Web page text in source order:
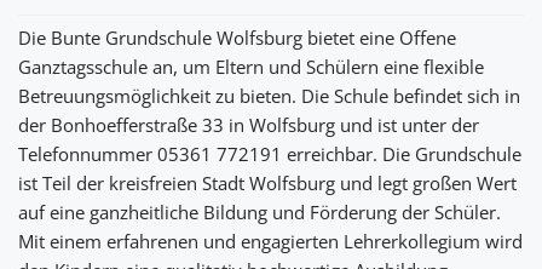
Die Bunte Grundschule Wolfsburg bietet eine Offene
Ganztagsschule an, um Eltern und Schülern eine flexible
Betreuungsmöglichkeit zu bieten. Die Schule befindet sich in
der Bonhoefferstraße 33 in Wolfsburg und ist unter der
Telefonnummer 05361 772191 erreichbar. Die Grundschule
ist Teil der kreisfreien Stadt Wolfsburg und legt großen Wert
auf eine ganzheitliche Bildung und Förderung der Schüler.
Mit einem erfahrenen und engagierten Lehrerkollegium wird